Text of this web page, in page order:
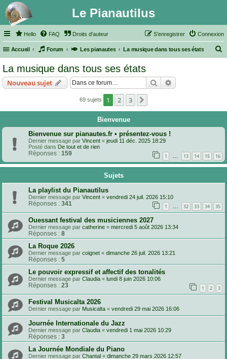
Le Pianautilus
Hello FAQ Droits d'auteur Connexion
S’enregistrer
Accueil Forum Les pianautes La musique dans tous ses états
r
La musique dans tous ses états
Nouveau sujet Rechercher
69 sujets 1 2 3
Bienvenue
Bienvenue sur pianautes.fr • présentez-vous !
Dernier message par Vincent « jeudi 11 déc. 2025 18:29
Posté dans De tout et de rien
Réponses : 159 1 … 13 14 15 16
Sujets
La playlist du Pianautilus
Dernier message par Vincent « vendredi 24 juil. 2026 15:10
Réponses : 341 1 … 32 33 34 35
Ouessant festival des musiciennes 2027
Dernier message par catherine « mercredi 5 août 2026 13:34
Réponses : 8
La Roque 2026
Dernier message par coignet « dimanche 26 juil. 2026 13:21
Réponses : 5
Le pouvoir expressif et affectif des tonalités
Dernier message par Claudia « lundi 8 juin 2026 10:06
Réponses : 23 1 2 3
Festival Musicalta 2026
Dernier message par Musicalta « vendredi 29 mai 2026 16:06
Journée Internationale du Jazz
Dernier message par Claudia « vendredi 1 mai 2026 10:29
Réponses : 3
La Journée Mondiale du Piano
Dernier message par Chantal « dimanche 29 mars 2026 12:57